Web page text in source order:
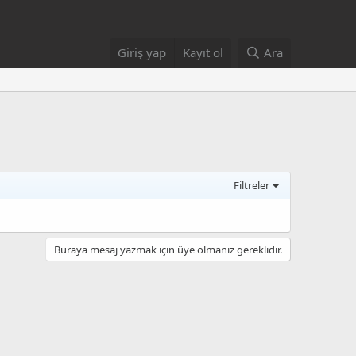
Giriş yap Kayıt ol Ara
Filtreler
Buraya mesaj yazmak için üye olmanız gereklidir.